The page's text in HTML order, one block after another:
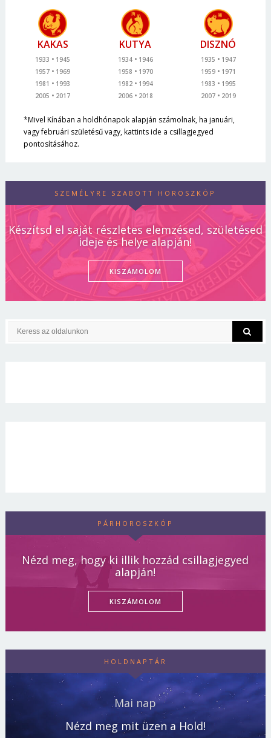
KAKAS
1933
1945
1957
1969
1981
1993
2005
2017
KUTYA
1934
1946
1958
1970
1982
1994
2006
2018
DISZNÓ
1935
1947
1959
1971
1983
1995
2007
2019
*Mivel Kínában a holdhónapok alapján számolnak, ha januári,
vagy februári születésű vagy, kattints ide a csillagjegyed
pontosításához.
SZEMÉLYRE SZABOTT HOROSZKÓP
Készítsd el saját részletes elemzésed, születésed
ideje és helye alapján!
KISZÁMOLOM
PÁRHOROSZKÓP
Nézd meg, hogy ki illik hozzád csillagjegyed
alapján!
KISZÁMOLOM
HOLDNAPTÁR
Mai nap
Nézd meg mit üzen a Hold!